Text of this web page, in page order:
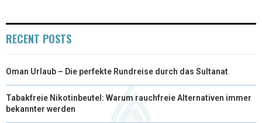
R
)
T
RECENT POSTS
Oman Urlaub – Die perfekte Rundreise durch das Sultanat
Tabakfreie Nikotinbeutel: Warum rauchfreie Alternativen immer
bekannter werden